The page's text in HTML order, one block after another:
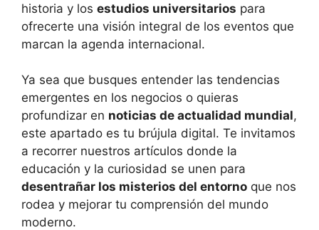
historia y los estudios universitarios para
ofrecerte una visión integral de los eventos que
marcan la agenda internacional.
Ya sea que busques entender las tendencias
emergentes en los negocios o quieras
profundizar en noticias de actualidad mundial,
este apartado es tu brújula digital. Te invitamos
a recorrer nuestros artículos donde la
educación y la curiosidad se unen para
desentrañar los misterios del entorno que nos
rodea y mejorar tu comprensión del mundo
moderno.